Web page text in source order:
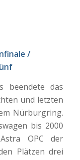
/
beendete das
und letzten
Nürburgring.
bis 2000
OPC der
Plätzen drei